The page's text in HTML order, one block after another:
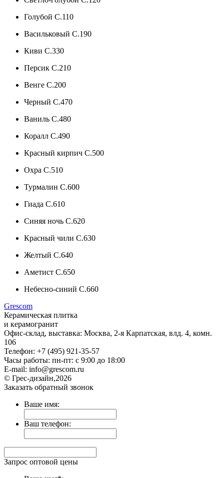
Голубой C.110
Васильковый C.190
Киви C.330
Персик C.210
Венге C.200
Черный C.470
Ваниль C.480
Коралл C.490
Красный кирпич C.500
Охра C.510
Турмалин C.600
Гиада C.610
Синяя ночь C.620
Красный чили C.630
Желтый C.640
Аметист C.650
Небесно-синий C.660
Grescom
Керамическая плитка
и керамогранит
Офис-склад, выставка: Москва, 2-я Карпатская, влд. 4, комн.
106
Телефон: +7 (495) 921-35-57
Часы работы: пн-пт: с 9:00 до 18:00
E-mail: info@grescom.ru
© Грес-дизайн,2026
Заказать обратный звонок
Ваше имя:
Ваш телефон:
Запрос оптовой цены